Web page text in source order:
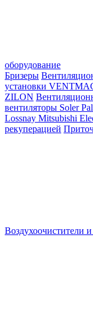
оборудование
Бризеры
установки
ZILON
вентиляторы Soler
Lossnay Mitsubishi
рекуперацией
Воздухоочистители